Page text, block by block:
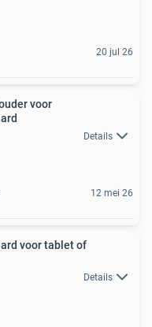
20 jul 26
voor
Details
12 mei 26
voor tablet of
Details